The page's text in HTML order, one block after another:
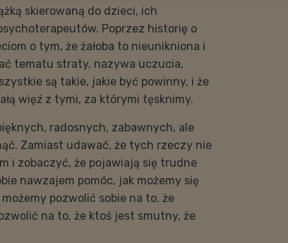
skierowaną do dzieci, ich
Poprzez historię o
o tym, że żałoba to nieunikniona i
tematu straty, nazywa uczucia,
są takie, jakie być powinny, i że
więź z tymi, za którymi tęsknimy.
radosnych, zabawnych, ale
Zamiast udawać, że tych rzeczy nie
i zobaczyć, że pojawiają się trudne
nawzajem pomóc, jak możemy się
pozwolić sobie na to, że
na to, że ktoś jest smutny, że